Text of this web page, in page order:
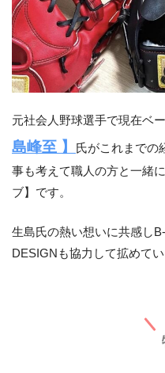
元社会人野球選手で現在ベ
島峰至 】
氏がこれまでの
事も考えて職人の方と一緒
ブ】です。
生島氏の熱い想いに共感し
DESIGNも協力して拡めて